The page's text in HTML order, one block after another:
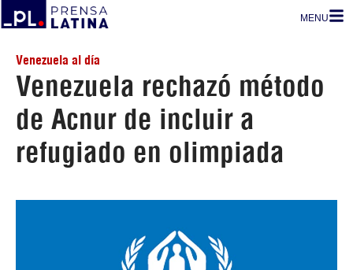
MENU
Venezuela al día
Venezuela rechazó método
de Acnur de incluir a
refugiado en olimpiada